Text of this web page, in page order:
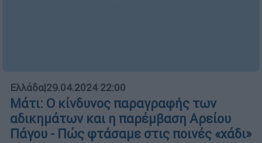
Ελλάδα|29.04.2024 22:00
Μάτι: Ο κίνδυνος παραγραφής των
αδικημάτων και η παρέμβαση Αρείου
Πάγου - Πώς φτάσαμε στις ποινές «χάδι»